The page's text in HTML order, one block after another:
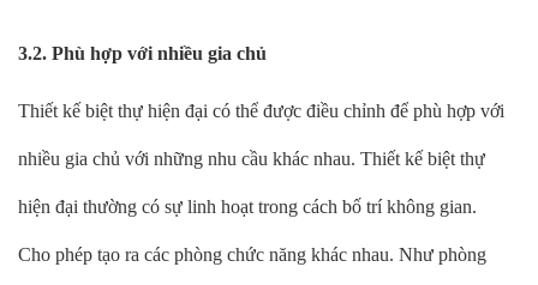
3.2. Phù hợp với nhiều gia chủ
Thiết kế biệt thự hiện đại có thể được điều chỉnh để phù hợp với
nhiều gia chủ với những nhu cầu khác nhau. Thiết kế biệt thự
hiện đại thường có sự linh hoạt trong cách bố trí không gian.
Cho phép tạo ra các phòng chức năng khác nhau. Như phòng